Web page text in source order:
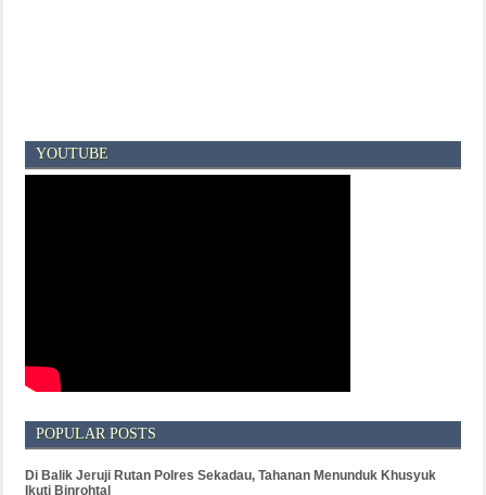
YOUTUBE
POPULAR POSTS
Di Balik Jeruji Rutan Polres Sekadau, Tahanan Menunduk Khusyuk
Ikuti Binrohtal